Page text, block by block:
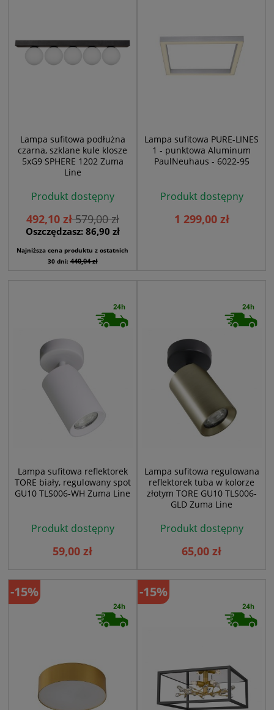
Lampa sufitowa podłużna
czarna, szklane kule klosze
5xG9 SPHERE 1202 Zuma
Line
Produkt dostępny
492,10 zł579,00 zł
Oszczędzasz: 86,90 zł
Najniższa cena produktu z ostatnich
30 dni:440,04 zł
Lampa sufitowa PURE-LINES
1 - punktowa Aluminum
PaulNeuhaus - 6022-95
Produkt dostępny
1 299,00 zł
Lampa sufitowa reflektorek
TORE biały, regulowany spot
GU10 TLS006-WH Zuma Line
Produkt dostępny
59,00 zł
Lampa sufitowa regulowana
reflektorek tuba w kolorze
złotym TORE GU10 TLS006-
GLD Zuma Line
Produkt dostępny
65,00 zł
-15% -15%